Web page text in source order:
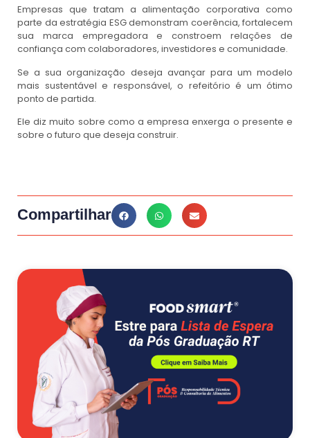
Empresas que tratam a alimentação corporativa como
parte da estratégia ESG demonstram coerência, fortalecem
sua marca empregadora e constroem relações de
confiança com colaboradores, investidores e comunidade.
Se a sua organização deseja avançar para um modelo
mais sustentável e responsável, o refeitório é um ótimo
ponto de partida.
Ele diz muito sobre como a empresa enxerga o presente e
sobre o futuro que deseja construir.
Compartilhar